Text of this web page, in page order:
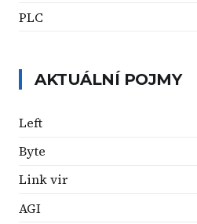
PLC
AKTUÁLNÍ POJMY
Left
Byte
Link vir
AGI